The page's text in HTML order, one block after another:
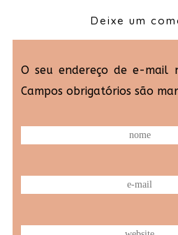
Deixe um
O seu endereço de e-mail
Campos obrigatórios são